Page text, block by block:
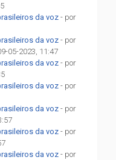
da voz - por
da voz - por
05-2023, 11:47
da voz - por
da voz - por
da voz - por
da voz - por
da voz - por